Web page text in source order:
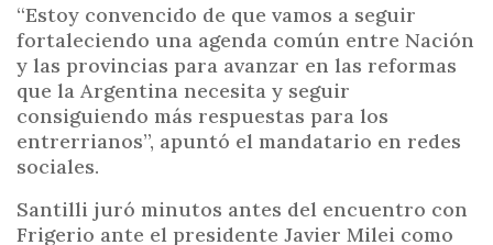
“Estoy convencido de que vamos a seguir
fortaleciendo una agenda común entre Nación
y las provincias para avanzar en las reformas
que la Argentina necesita y seguir
consiguiendo más respuestas para los
entrerrianos”, apuntó el mandatario en redes
sociales.
Santilli juró minutos antes del encuentro con
Frigerio ante el presidente Javier Milei como